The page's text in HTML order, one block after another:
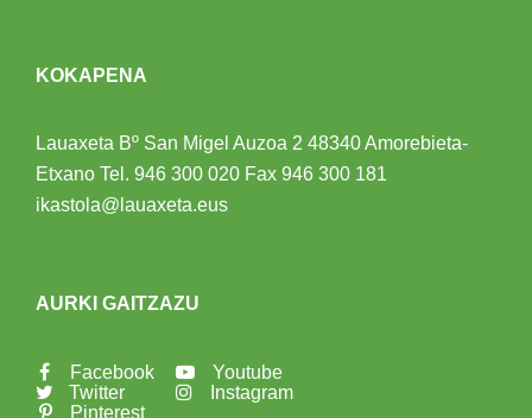
KOKAPENA
Lauaxeta Bº San Migel Auzoa 2 48340 Amorebieta-
Etxano Tel. 946 300 020 Fax 946 300 181
ikastola@lauaxeta.eus
AURKI GAITZAZU
Facebook
Twitter
Pinterest
Youtube
Instagram